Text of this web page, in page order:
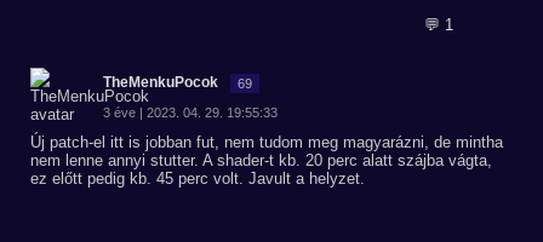
💬 1
TheMenkuPocok 69
3 éve | 2023. 04. 29. 19:55:33
Új patch-el itt is jobban fut, nem tudom meg magyarázni, de mintha
nem lenne annyi stutter. A shader-t kb. 20 perc alatt szájba vágta,
ez előtt pedig kb. 45 perc volt. Javult a helyzet.